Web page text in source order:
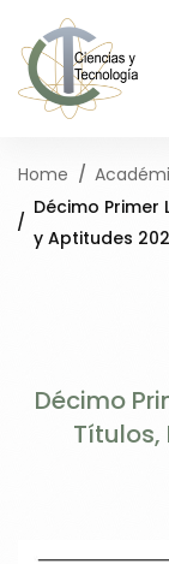
Home
Décimo
y Aptitudes
Décimo
Títulos,